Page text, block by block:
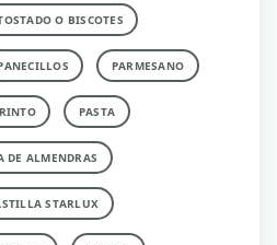
O BISCOTES
PARMESANO
PASTA
DE ALMENDRAS
STARLUX